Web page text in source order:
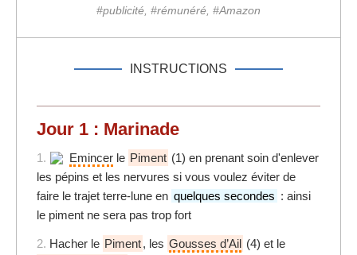
#publicité, #rémunéré, #Amazon
INSTRUCTIONS
Jour 1 : Marinade
1. Emincer le Piment (1) en prenant soin d'enlever
les pépins et les nervures si vous voulez éviter de
faire le trajet terre-lune en quelques secondes : ainsi
le piment ne sera pas trop fort
2. Hacher le Piment, les Gousses d’Ail (4) et le